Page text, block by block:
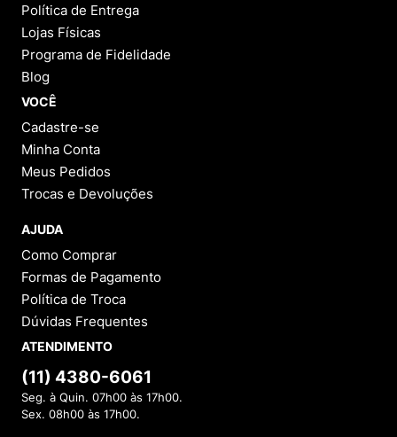
Política de Entrega
Lojas Físicas
Programa de Fidelidade
Blog
VOCÊ
Cadastre-se
Minha Conta
Meus Pedidos
Trocas e Devoluções
AJUDA
Como Comprar
Formas de Pagamento
Política de Troca
Dúvidas Frequentes
ATENDIMENTO
(11) 4380-6061
Seg. à Quin. 07h00 às 17h00.
Sex. 08h00 às 17h00.